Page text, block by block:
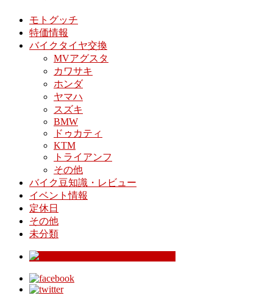
モトグッチ
特価情報
バイクタイヤ交換
MVアグスタ
カワサキ
ホンダ
ヤマハ
スズキ
BMW
ドゥカティ
KTM
トライアンフ
その他
バイク豆知識・レビュー
イベント情報
定休日
その他
未分類